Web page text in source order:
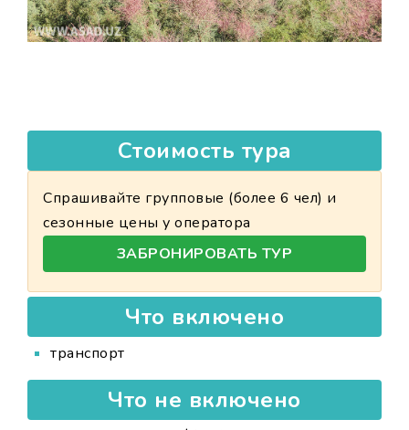
Стоимость тура
Спрашивайте групповые (более 6 чел) и
сезонные цены у оператора
ЗАБРОНИРОВАТЬ ТУР
Что включено
транспорт
Что не включено